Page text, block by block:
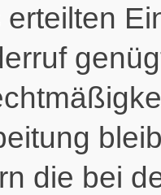
erteilten
die bei